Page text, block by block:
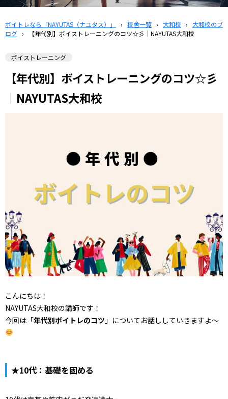
ボイトレなら「NAYUTAS（ナユタス）」 › 校舎一覧 › 大和校 ›
大和校のブ
ログ › 【年代別】ボイストレーニングのコツ☆彡｜NAYUTAS大和校
ボイストレーニング
【年代別】ボイストレーニングのコツ☆彡
｜NAYUTAS大和校
こんにちは！
NAYUTAS大和校の講師です！
今回は「年代別ボイトレのコツ 」についてお話ししていきますよ～
★10代：基礎を固める